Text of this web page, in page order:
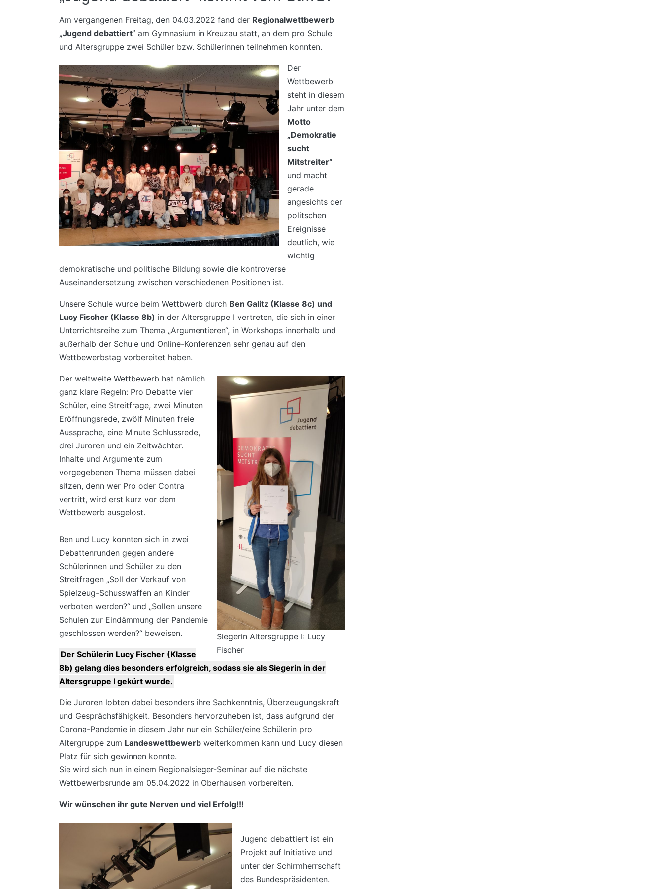
Am vergangenen Freitag, den 04.03.2022 fand der Regionalwettbewerb
„Jugend debattiert“ am Gymnasium in Kreuzau statt, an dem pro Schule
und Altersgruppe zwei Schüler bzw. Schülerinnen teilnehmen konnten.
Der
Wettbewerb
steht in diesem
Jahr unter dem
Motto
„Demokratie
sucht
Mitstreiter“
und macht
gerade
angesichts der
politschen
Ereignisse
deutlich, wie
wichtig
demokratische und politische Bildung sowie die kontroverse
Auseinandersetzung zwischen verschiedenen Positionen ist.
Unsere Schule wurde beim Wettbwerb durch Ben Galitz (Klasse 8c) und
Lucy Fischer (Klasse 8b) in der Altersgruppe I vertreten, die sich in einer
Unterrichtsreihe zum Thema „Argumentieren“, in Workshops innerhalb und
außerhalb der Schule und Online-Konferenzen sehr genau auf den
Wettbewerbstag vorbereitet haben.
Siegerin Altersgruppe I: Lucy
Fischer
Der weltweite Wettbewerb hat nämlich
ganz klare Regeln: Pro Debatte vier
Schüler, eine Streitfrage, zwei Minuten
Eröffnungsrede, zwölf Minuten freie
Aussprache, eine Minute Schlussrede,
drei Juroren und ein Zeitwächter.
Inhalte und Argumente zum
vorgegebenen Thema müssen dabei
sitzen, denn wer Pro oder Contra
vertritt, wird erst kurz vor dem
Wettbewerb ausgelost.
Ben und Lucy konnten sich in zwei
Debattenrunden gegen andere
Schülerinnen und Schüler zu den
Streitfragen „Soll der Verkauf von
Spielzeug-Schusswaffen an Kinder
verboten werden?“ und „Sollen unsere
Schulen zur Eindämmung der Pandemie
geschlossen werden?“ beweisen.
Der Schülerin Lucy Fischer (Klasse
8b) gelang dies besonders erfolgreich, sodass sie als Siegerin in der
Altersgruppe I gekürt wurde.
Die Juroren lobten dabei besonders ihre Sachkenntnis, Überzeugungskraft
und Gesprächsfähigkeit. Besonders hervorzuheben ist, dass aufgrund der
Corona-Pandemie in diesem Jahr nur ein Schüler/eine Schülerin pro
Altergruppe zum Landeswettbewerb weiterkommen kann und Lucy diesen
Platz für sich gewinnen konnte.
Sie wird sich nun in einem Regionalsieger-Seminar auf die nächste
Wettbewerbsrunde am 05.04.2022 in Oberhausen vorbereiten.
Wir wünschen ihr gute Nerven und viel Erfolg!!!
Jugend debattiert ist ein
Projekt auf Initiative und
unter der Schirmherrschaft
des Bundespräsidenten.